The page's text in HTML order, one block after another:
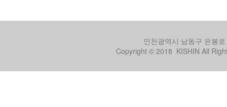
인천광역시 남동구 은봉로
Copyright © 2018 KISHIN All